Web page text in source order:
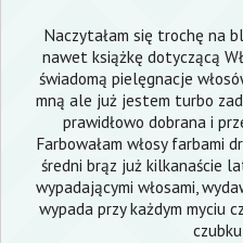
Naczytałam się trochę na
nawet książkę dotyczącą
świadomą pielęgnacje
mną ale już jestem turbo
prawidłowo dobrana i
Farbowałam włosy farbami
średni brąz już kilkanaście
wypadającymi włosami,
wypada przy każdym myciu